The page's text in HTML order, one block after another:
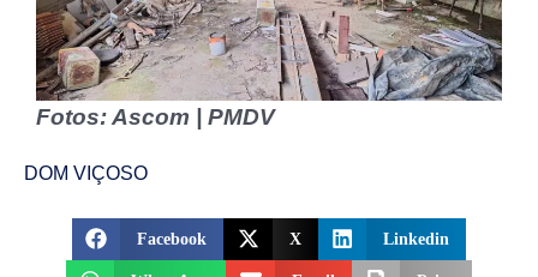
Fotos: Ascom | PMDV
DOM VIÇOSO
Facebook X Linkedin